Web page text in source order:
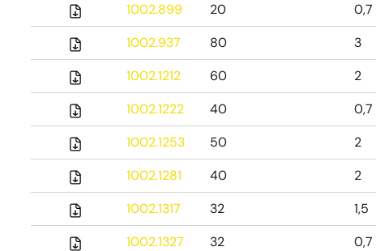
1002.899
20 0,7
1002.937
80 3
1002.1212
60 2
1002.1222
40 0,7
1002.1253
50 2
1002.1281
40 2
1002.1317
32 1,5
1002.1327
32 0,7